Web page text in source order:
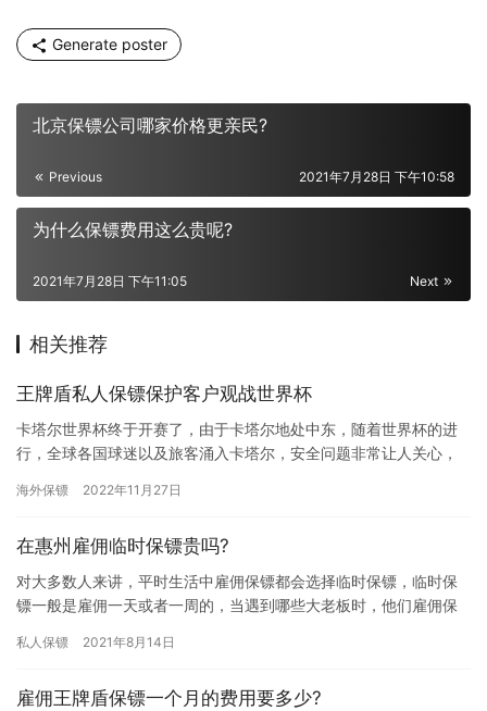
Generate poster
北京保镖公司哪家价格更亲民?
Previous 2021年7月28日 下午10:58
为什么保镖费用这么贵呢?
Next
2021年7月28日 下午11:05
相关推荐
王牌盾私人保镖保护客户观战世界杯
卡塔尔世界杯终于开赛了，由于卡塔尔地处中东，随着世界杯的进
行，全球各国球迷以及旅客涌入卡塔尔，安全问题非常让人关心，
司。 明…
海外保镖 2022年11月27日
在惠州雇佣临时保镖贵吗?
对大多数人来讲，平时生活中雇佣保镖都会选择临时保镖，临时保
镖一般是雇佣一天或者一周的，当遇到哪些大老板时，他们雇佣保
起了…
私人保镖 2021年8月14日
雇佣王牌盾保镖一个月的费用要多少?